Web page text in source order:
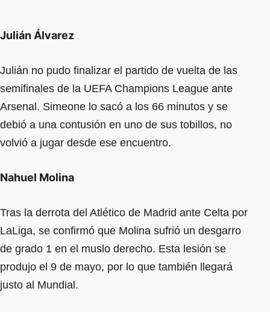
Julián Álvarez
Julián no pudo finalizar el partido de vuelta de las
semifinales de la UEFA Champions League ante
Arsenal. Simeone lo sacó a los 66 minutos y se
debió a una contusión en uno de sus tobillos, no
volvió a jugar desde ese encuentro.
Nahuel Molina
Tras la derrota del Atlético de Madrid ante Celta por
LaLiga, se confirmó que Molina sufrió un desgarro
de grado 1 en el muslo derecho. Esta lesión se
produjo el 9 de mayo, por lo que también llegará
justo al Mundial.